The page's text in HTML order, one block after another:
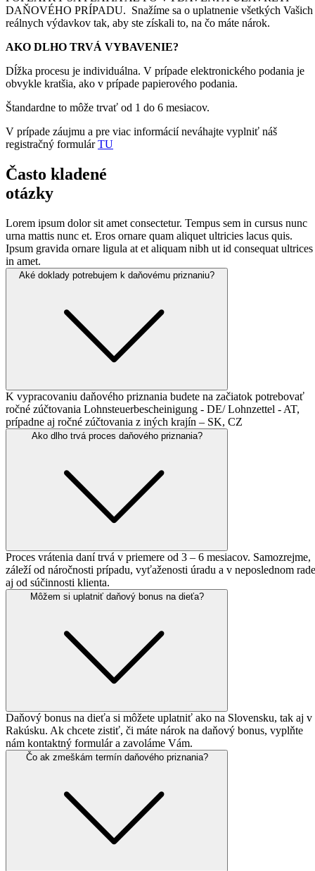
DAŇOVÉHO PRÍPADU. Snažíme sa o uplatnenie všetkých Vašich
reálnych výdavkov tak, aby ste získali to, na čo máte nárok.
AKO DLHO TRVÁ VYBAVENIE?
Dĺžka procesu je individuálna. V prípade elektronického podania je
obvykle kratšia, ako v prípade papierového podania.
Štandardne to môže trvať od 1 do 6 mesiacov.
V prípade záujmu a pre viac informácií neváhajte vyplniť náš
registračný formulárTU
Často kladené
otázky
Lorem ipsum dolor sit amet consectetur. Tempus sem in cursus nunc
urna mattis nunc et. Eros ornare quam aliquet ultricies lacus quis.
Ipsum gravida ornare ligula at et aliquam nibh ut id consequat ultrices
in amet.
Aké doklady potrebujem k daňovému priznaniu?
K vypracovaniu daňového priznania budete na začiatok potrebovať
ročné zúčtovania Lohnsteuerbescheinigung - DE/ Lohnzettel - AT,
prípadne aj ročné zúčtovania z iných krajín – SK, CZ
Ako dlho trvá proces daňového priznania?
Proces vrátenia daní trvá v priemere od 3 – 6 mesiacov. Samozrejme,
záleží od náročnosti prípadu, vyťaženosti úradu a v neposlednom rade
aj od súčinnosti klienta.
Môžem si uplatniť daňový bonus na dieťa?
Daňový bonus na dieťa si môžete uplatniť ako na Slovensku, tak aj v
Rakúsku. Ak chcete zistiť, či máte nárok na daňový bonus, vyplňte
nám kontaktný formulár a zavoláme Vám.
Čo ak zmeškám termín daňového priznania?